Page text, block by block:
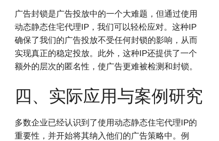
广告封锁是广告投放中的一个大难题，但通过使用
动态静态住宅代理IP，我们可以轻松应对。这种IP
确保了我们的广告投放不受任何封锁的影响，从而
实现真正的稳定投放。此外，这种IP还提供了一个
额外的层次的匿名性，使广告更难被检测和封锁。
四、实际应用与案例研究
多数企业已经认识到了使用动态静态住宅代理IP的
重要性，并开始将其纳入他们的广告策略中。例